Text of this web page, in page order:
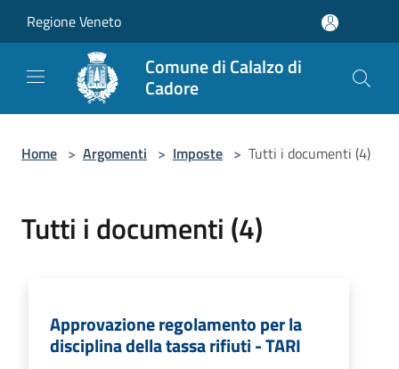
Regione Veneto
Comune di Calalzo di
Cadore
Home > Argomenti > Imposte > Tutti i documenti (4)
Tutti i documenti (4)
Approvazione regolamento per la
disciplina della tassa rifiuti - TARI